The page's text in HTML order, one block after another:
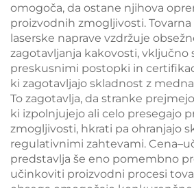
omogoča, da ostane njihova
proizvodnih zmogljivosti.
laserske naprave vzdržuje
zagotavljanja kakovosti, vključno
preskusnimi postopki in
ki zagotavljajo skladnost z
To zagotavlja, da stranke
ki izpolnjujejo ali celo presegajo
zmogljivosti, hkrati pa ohranjajo
regulativnimi zahtevami.
predstavlja še eno pomembno
učinkoviti proizvodni procesi